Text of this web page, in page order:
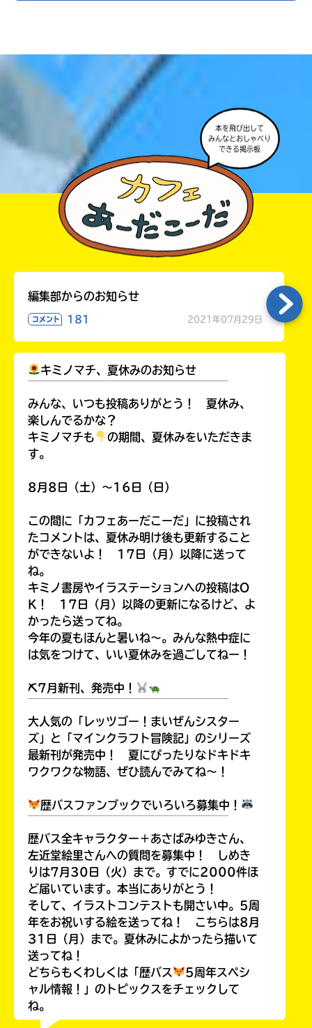
本だなが作れる！
書店に届いた
みんなからのお手紙が
読める
このマチのことを
もっと知りたい
キミに
本を飛び出して
みんなとおしゃべり
できる掲示板
編集部からのお知らせ
コメント 181 2021年07月29日
キミノマチ、夏休みのお知らせ
みんな、いつも投稿ありがとう！ 夏休み、
楽しんでるかな？
キミノマチも
の期間、夏休みをいただきま
す。
8月8日（土）～16日（日）
この間に「カフェあーだこーだ」に投稿され
たコメントは、夏休み明け後も更新すること
ができないよ！ 17日（月）以降に送って
ね。
キミノ書房やイラステーションへの投稿はO
K！ 17日（月）以降の更新になるけど、よ
かったら送ってね。
今年の夏もほんと暑いね～。みんな熱中症に
は気をつけて、いい夏休みを過ごしてねー！
⛏7月新刊、発売中！
大人気の「レッツゴー！まいぜんシスター
ズ」と「マインクラフト冒険記」のシリーズ
最新刊が発売中！ 夏にぴったりなドキドキ
ワクワクな物語、ぜひ読んでみてね～！
歴バスファンブックでいろいろ募集中！
歴バス全キャラクター＋あさばみゆきさん、
左近堂絵里さんへの質問を募集中！ しめき
りは7月30日（火）まで。すでに2000件ほ
ど届いています。本当にありがとう！
そして、イラストコンテストも開さい中。5周
年をお祝いする絵を送ってね！ こちらは8月
31日（月）まで。夏休みによかったら描いて
送ってね！
どちらもくわしくは「歴バス
5周年スペシ
ャル情報！」のトピックスをチェックして
ね。